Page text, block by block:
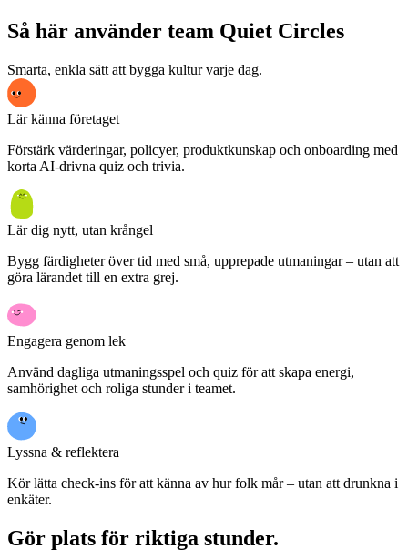
Så här använder team Quiet Circles
Smarta, enkla sätt att bygga kultur varje dag.
Lär känna företaget
Förstärk värderingar, policyer, produktkunskap och onboarding med
korta AI-drivna quiz och trivia.
Lär dig nytt, utan krångel
Bygg färdigheter över tid med små, upprepade utmaningar – utan att
göra lärandet till en extra grej.
Engagera genom lek
Använd dagliga utmaningsspel och quiz för att skapa energi,
samhörighet och roliga stunder i teamet.
Lyssna & reflektera
Kör lätta check-ins för att känna av hur folk mår – utan att drunkna i
enkäter.
Gör plats för riktiga stunder.